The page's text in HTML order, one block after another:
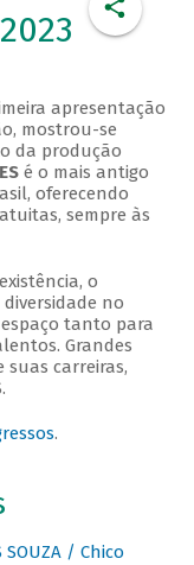
apresentação
mostrou-se
da produção
é o mais antigo
oferecendo
sempre às
o
no
tanto para
Grandes
suas carreiras,
.
SOUZA / Chico